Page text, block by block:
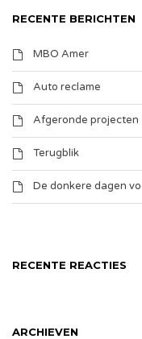
RECENTE BERICHTEN
MBO Amer
Auto reclame
Afgeronde projecten
Terugblik
De donkere dagen
RECENTE REACTIES
ARCHIEVEN